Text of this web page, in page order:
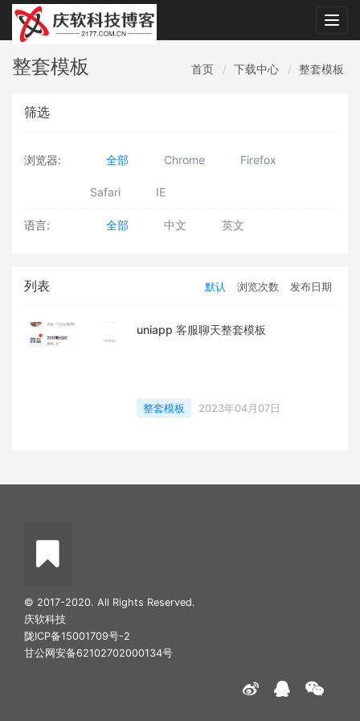
整套模板 首页 下载中心 整套模板
筛选
浏览器: 全部 Chrome Firefox
Safari IE
语言: 全部 中文 英文
列表 默认 浏览次数 发布日期
uniapp 客服聊天整套模板
整套模板 2023年04月07日
© 2017-2020. All Rights Reserved.
庆软科技
陇ICP备15001709号-2
甘公网安备62102702000134号